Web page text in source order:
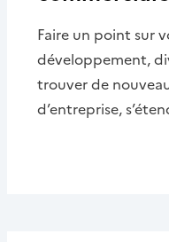
Faire un point sur
développement,
trouver de
d’entreprise,